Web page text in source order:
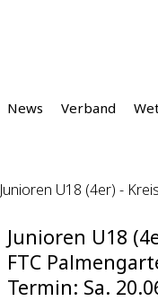
News Verband
Junioren U18 (4er) -
Junioren U18
FTC
Termin: Sa.